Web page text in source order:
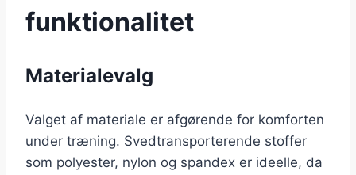
funktionalitet
Materialevalg
Valget af materiale er afgørende for komforten
under træning. Svedtransporterende stoffer
som polyester, nylon og spandex er ideelle, da